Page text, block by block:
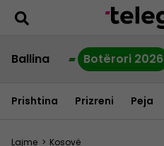
Ballina Botërori 2026
Prishtina Prizreni Peja
Lajme > Kosovë